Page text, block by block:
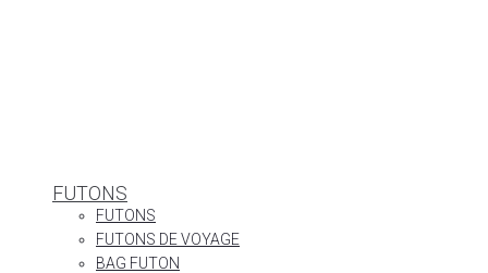
FUTONS
FUTONS
FUTONS DE VOYAGE
BAG FUTON